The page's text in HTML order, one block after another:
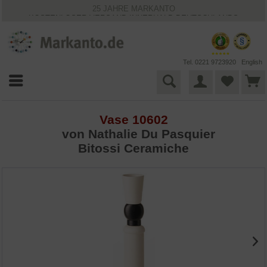
25 JAHRE MARKANTO
KOSTENLOSER VERSAND INNERHALB DEUTSCHLANDS
VIELFÄLTIGE ZAHLUNGSMÖGLICHKEITEN
BESTPRICE-GARANTIE
Tel. 0221 9723920 English
Vase 10602
von Nathalie Du Pasquier
Bitossi Ceramiche